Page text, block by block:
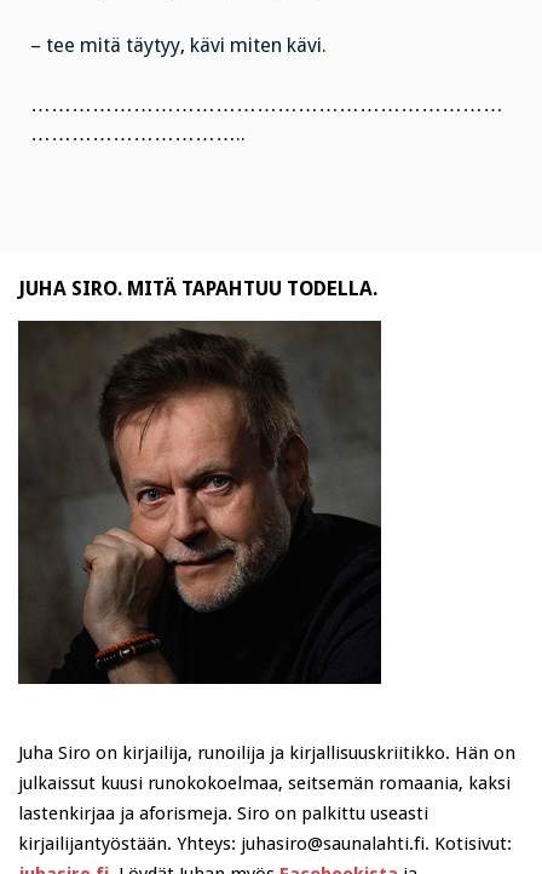
– tee mitä täytyy, kävi miten kävi.
……………………………………………………………
…………………………..
JUHA SIRO. MITÄ TAPAHTUU TODELLA.
Juha Siro on kirjailija, runoilija ja kirjallisuuskriitikko. Hän on
julkaissut kuusi runokokoelmaa, seitsemän romaania, kaksi
lastenkirjaa ja aforismeja. Siro on palkittu useasti
kirjailijantyöstään. Yhteys: juhasiro@saunalahti.fi. Kotisivut: